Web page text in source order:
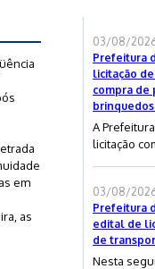
em
as
03/08/
Prefeitura
licitação de
compra de
brinquedos
A
licitação
03/08/
Prefeitura
edital de
de
Nesta